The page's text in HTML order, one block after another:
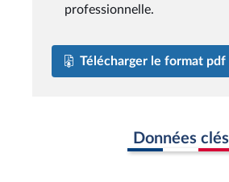
professionnelle.
Télécharger le format pdf
Données clés